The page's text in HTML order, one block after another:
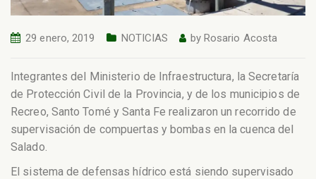
29 enero, 2019 NOTICIAS by Rosario Acosta
Integrantes del Ministerio de Infraestructura, la Secretaría
de Protección Civil de la Provincia, y de los municipios de
Recreo, Santo Tomé y Santa Fe realizaron un recorrido de
supervisación de compuertas y bombas en la cuenca del
Salado.
El sistema de defensas hídrico está siendo supervisado